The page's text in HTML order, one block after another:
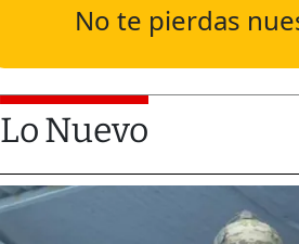
No te pierdas
Lo Nuevo